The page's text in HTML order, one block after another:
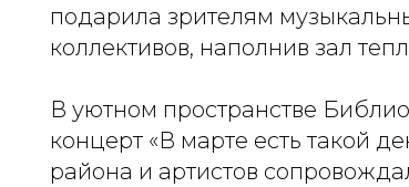
подарила зрителям
коллективов, наполнив зал
В уютном пространстве
концерт «В марте есть такой
района и артистов